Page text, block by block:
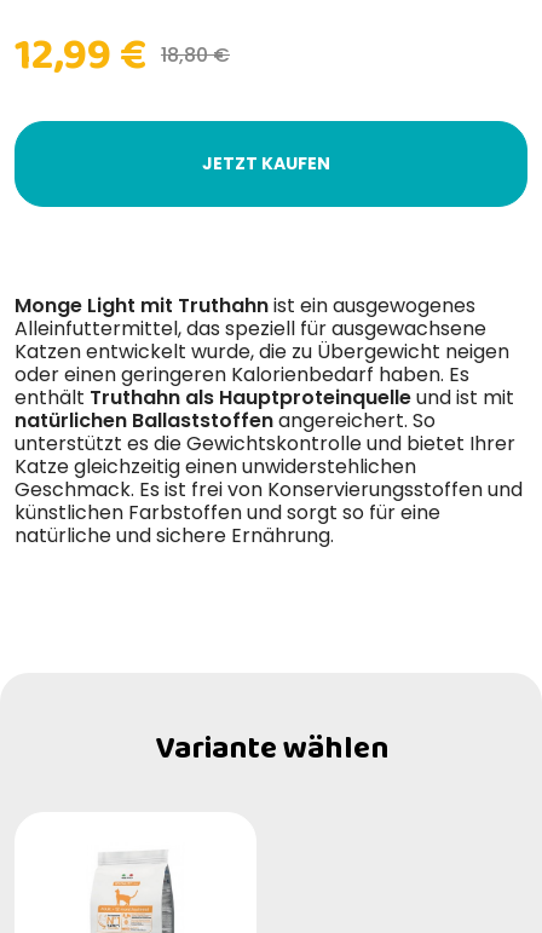
12,99 € 18,80 €
JETZT KAUFEN
Monge Light mit Truthahnist ein ausgewogenes
Alleinfuttermittel, das speziell für ausgewachsene
Katzen entwickelt wurde, die zu Übergewicht neigen
oder einen geringeren Kalorienbedarf haben. Es
enthält Truthahn als Hauptproteinquelleund ist mit
natürlichen Ballaststoffenangereichert. So
unterstützt es die Gewichtskontrolle und bietet Ihrer
Katze gleichzeitig einen unwiderstehlichen
Geschmack. Es ist frei von Konservierungsstoffen und
künstlichen Farbstoffen und sorgt so für eine
natürliche und sichere Ernährung.
Variante wählen